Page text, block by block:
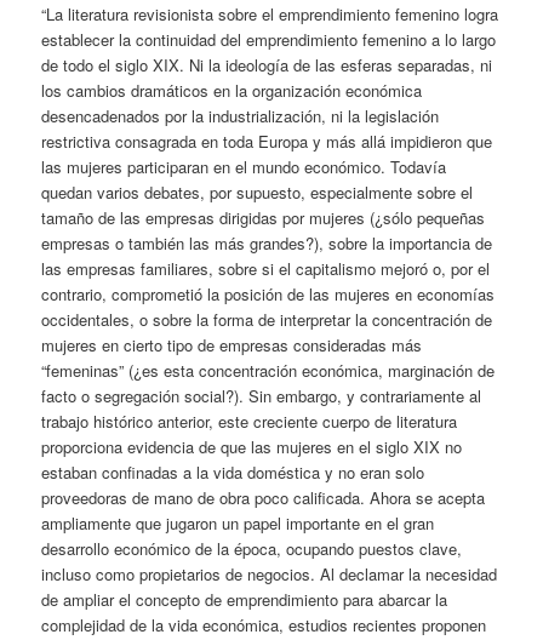
“La literatura revisionista sobre el emprendimiento femenino logra
establecer la continuidad del emprendimiento femenino a lo largo
de todo el siglo XIX. Ni la ideología de las esferas separadas, ni
los cambios dramáticos en la organización económica
desencadenados por la industrialización, ni la legislación
restrictiva consagrada en toda Europa y más allá impidieron que
las mujeres participaran en el mundo económico. Todavía
quedan varios debates, por supuesto, especialmente sobre el
tamaño de las empresas dirigidas por mujeres (¿sólo pequeñas
empresas o también las más grandes?), sobre la importancia de
las empresas familiares, sobre si el capitalismo mejoró o, por el
contrario, comprometió la posición de las mujeres en economías
occidentales, o sobre la forma de interpretar la concentración de
mujeres en cierto tipo de empresas consideradas más
“femeninas” (¿es esta concentración económica, marginación de
facto o segregación social?). Sin embargo, y contrariamente al
trabajo histórico anterior, este creciente cuerpo de literatura
proporciona evidencia de que las mujeres en el siglo XIX no
estaban confinadas a la vida doméstica y no eran solo
proveedoras de mano de obra poco calificada. Ahora se acepta
ampliamente que jugaron un papel importante en el gran
desarrollo económico de la época, ocupando puestos clave,
incluso como propietarios de negocios. Al declamar la necesidad
de ampliar el concepto de emprendimiento para abarcar la
complejidad de la vida económica, estudios recientes proponen